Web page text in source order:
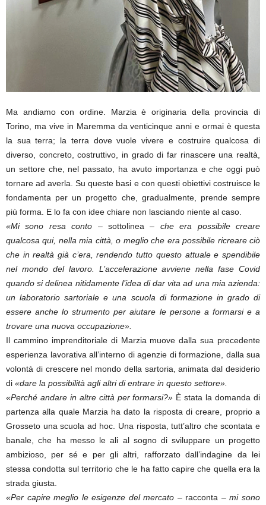
Ma andiamo con ordine. Marzia è originaria della provincia di
Torino, ma vive in Maremma da venticinque anni e ormai è questa
la sua terra; la terra dove vuole vivere e costruire qualcosa di
diverso, concreto, costruttivo, in grado di far rinascere una realtà,
un settore che, nel passato, ha avuto importanza e che oggi può
tornare ad averla. Su queste basi e con questi obiettivi costruisce le
fondamenta per un progetto che, gradualmente, prende sempre
più forma. E lo fa con idee chiare non lasciando niente al caso.
«Mi sono resa conto – sottolinea – che era possibile creare
qualcosa qui, nella mia città, o meglio che era possibile ricreare ciò
che in realtà già c’era, rendendo tutto questo attuale e spendibile
nel mondo del lavoro. L’accelerazione avviene nella fase Covid
quando si delinea nitidamente l’idea di dar vita ad una mia azienda:
un laboratorio sartoriale e una scuola di formazione in grado di
essere anche lo strumento per aiutare le persone a formarsi e a
trovare una nuova occupazione».
Il cammino imprenditoriale di Marzia muove dalla sua precedente
esperienza lavorativa all’interno di agenzie di formazione, dalla sua
volontà di crescere nel mondo della sartoria, animata dal desiderio
di «dare la possibilità agli altri di entrare in questo settore».
«Perché andare in altre città per formarsi?» È stata la domanda di
partenza alla quale Marzia ha dato la risposta di creare, proprio a
Grosseto una scuola ad hoc. Una risposta, tutt’altro che scontata e
banale, che ha messo le ali al sogno di sviluppare un progetto
ambizioso, per sé e per gli altri, rafforzato dall’indagine da lei
stessa condotta sul territorio che le ha fatto capire che quella era la
strada giusta.
«Per capire meglio le esigenze del mercato – racconta –mi sono